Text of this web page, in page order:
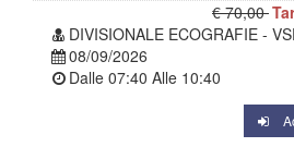
€ 70,00
DIVISIONALE ECOGRAFIE -
08/09/2026
Dalle 07:40 Alle 10:40